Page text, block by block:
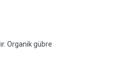
Organik gübre